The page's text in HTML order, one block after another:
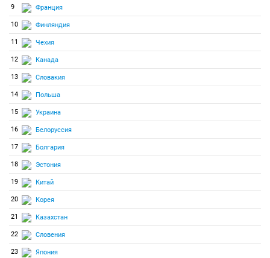
9 Франция
10 Финляндия
11 Чехия
12 Канада
13 Словакия
14 Польша
15 Украина
16 Белоруссия
17 Болгария
18 Эстония
19 Китай
20 Корея
21 Казахстан
22 Словения
23 Япония